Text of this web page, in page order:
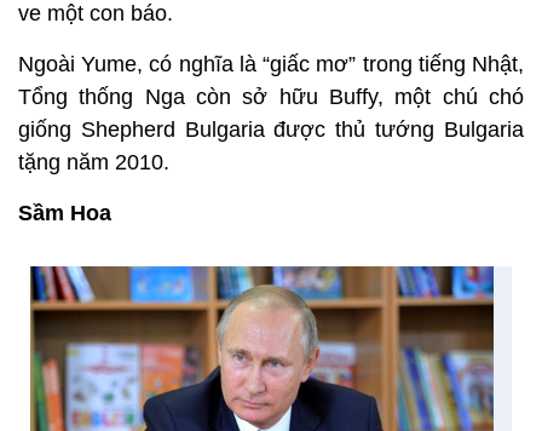
ve một con báo.
Ngoài Yume, có nghĩa là “giấc mơ” trong tiếng Nhật,
Tổng thống Nga còn sở hữu Buffy, một chú chó
giống Shepherd Bulgaria được thủ tướng Bulgaria
tặng năm 2010.
Sầm Hoa